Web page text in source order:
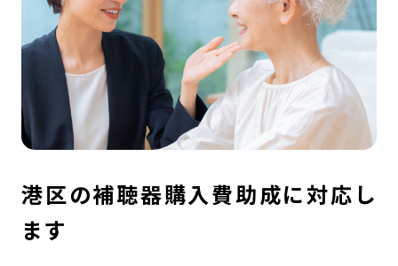
港区の補聴器購入費助成に対応し
ます